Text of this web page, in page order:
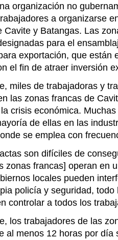
organización no
a organizarse
Cavite y Batangas. Las
para el
exportación, que están
el fin de atraer inversión
miles de trabajadoras y
las zonas francas de
crisis económica.
de ellas en las
se emplea con
son difíciles de
zonas francas] operan en
locales pueden
policía y seguridad,
controlar a todos los
los trabajadores de las
al menos 12 horas por día